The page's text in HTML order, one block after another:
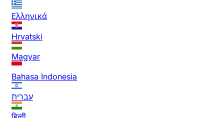
Ελληνικά
Hrvatski
Magyar
Bahasa Indonesia
עברית